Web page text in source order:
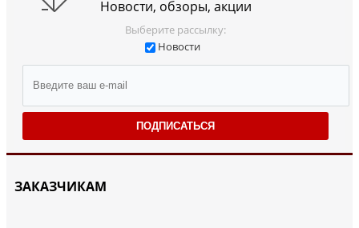
Новости, обзоры, акции
Выберите рассылку:
Новости
ПОДПИСАТЬСЯ
ЗАКАЗЧИКАМ